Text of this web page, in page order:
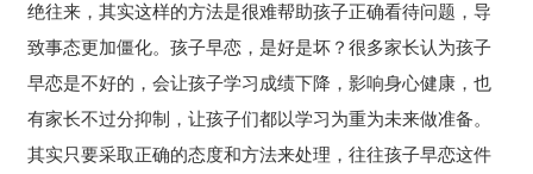
绝往来，其实这样的方法是很难帮助孩子正确看待问题，导
致事态更加僵化。孩子早恋，是好是坏？很多家长认为孩子
早恋是不好的，会让孩子学习成绩下降，影响身心健康，也
有家长不过分抑制，让孩子们都以学习为重为未来做准备。
其实只要采取正确的态度和方法来处理，往往孩子早恋这件